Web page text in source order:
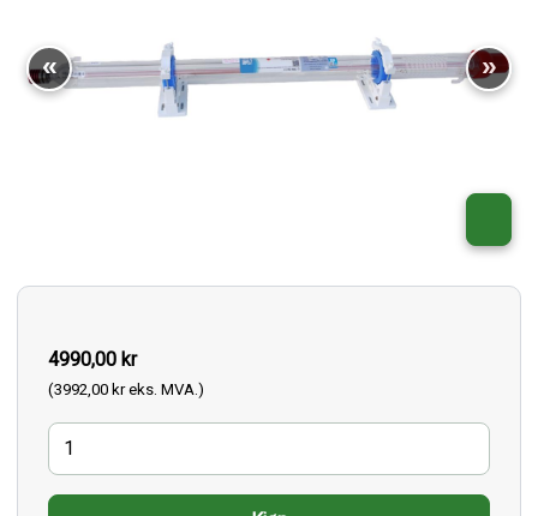
4990,00 kr
(3992,00 kr eks. MVA.)